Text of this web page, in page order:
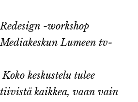
-workshop
Lumeen tv-
keskustelu tulee
kaikkea, vaan vain